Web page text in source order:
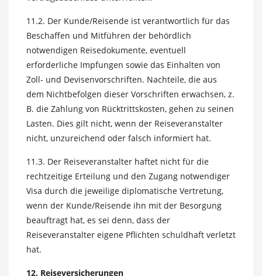
11.2. Der Kunde/Reisende ist verantwortlich für das
Beschaffen und Mitführen der behördlich
notwendigen Reisedokumente, eventuell
erforderliche Impfungen sowie das Einhalten von
Zoll- und Devisenvorschriften. Nachteile, die aus
dem Nichtbefolgen dieser Vorschriften erwachsen, z.
B. die Zahlung von Rücktrittskosten, gehen zu seinen
Lasten. Dies gilt nicht, wenn der Reiseveranstalter
nicht, unzureichend oder falsch informiert hat.
11.3. Der Reiseveranstalter haftet nicht für die
rechtzeitige Erteilung und den Zugang notwendiger
Visa durch die jeweilige diplomatische Vertretung,
wenn der Kunde/Reisende ihn mit der Besorgung
beauftragt hat, es sei denn, dass der
Reiseveranstalter eigene Pflichten schuldhaft verletzt
hat.
12. Reiseversicherungen